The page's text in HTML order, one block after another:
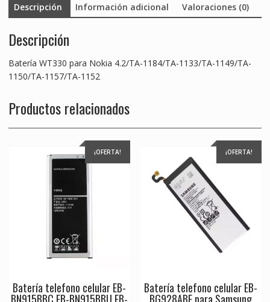
Descripción Información adicional Valoraciones (0)
Descripción
Batería WT330 para Nokia 4.2/TA-1184/TA-1133/TA-1149/TA-
1150/TA-1157/TA-1152
Productos relacionados
¡OFERTA!
Batería telefono celular EB-
¡OFERTA!
Batería telefono celular EB-